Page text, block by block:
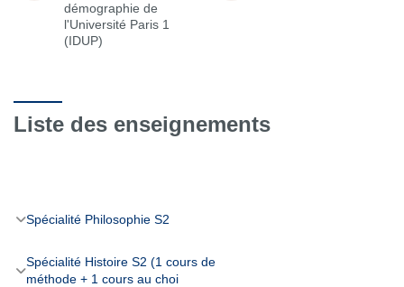
démographie de
l'Université Paris 1
(IDUP)
Liste des enseignements
Spécialité Philosophie S2
Spécialité Histoire S2 (1 cours de
méthode + 1 cours au choi